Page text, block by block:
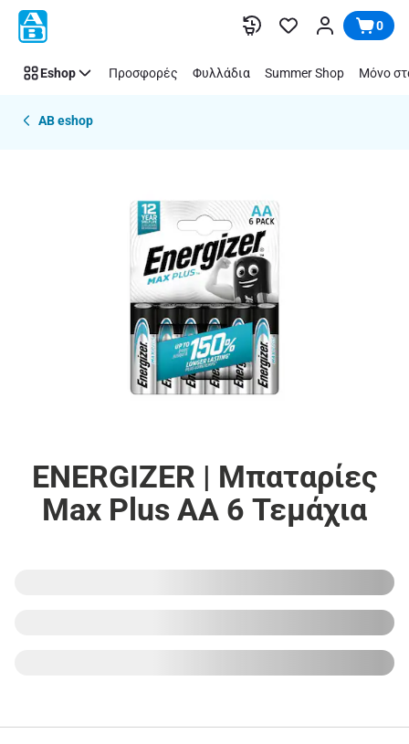
Παράλειψη 0
Eshop Προσφορές Φυλλάδια Summer Shop Μόνο
AB eshop
ENERGIZER | Μπαταρίες
Max Plus AA 6 Τεμάχια